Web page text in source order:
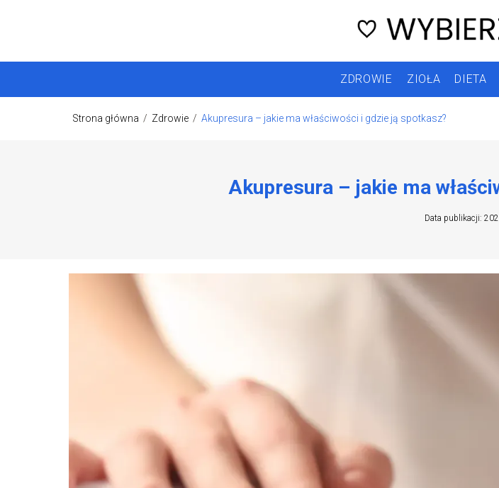
ZDROWIE ZIOŁA DIETA
Strona główna / Zdrowie / Akupresura – jakie ma właściwości i gdzie ją spotkasz?
Akupresura – jakie ma
Data publikacji: